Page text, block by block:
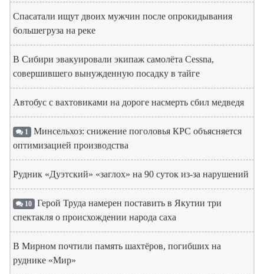
Спасатали ищут двоих мужчин после опрокидывания
большегруза на реке
В Сибири эвакуировали экипаж самолёта Cessna,
совершившего вынужденную посадку в тайге
Автобус с вахтовиками на дороге насмерть сбил медведя
1 Минсельхоз: снижение поголовья КРС объясняется
оптимизацией производства
Рудник «Дуэтский» «заглох» на 90 суток из-за нарушений
10 Герой Труда намерен поставить в Якутии три
спектакля о происхождении народа саха
В Мирном почтили память шахтёров, погибших на
руднике «Мир»